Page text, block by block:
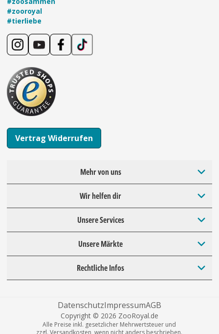
#zooroyal
#tierliebe
Vertrag Widerrufen
Mehr von uns
Wir helfen dir
Unsere Services
Unsere Märkte
Rechtliche Infos
DatenschutzImpressumAGB
Copyright © 2026 ZooRoyal.de
Alle Preise inkl. gesetzlicher Mehrwertsteuer und
zzgl. Versandkosten, wenn nicht anders beschrieben.